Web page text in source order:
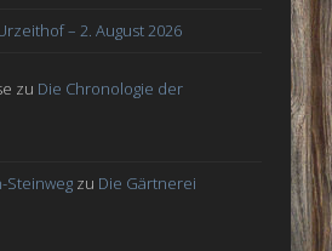
– 2. August 2026
zu Die Chronologie der
Steinweg zu Die Gärtnerei